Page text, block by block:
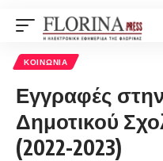
ΚΟΙΝΩΝΊΑ
Εγγραφές
Δημοτικού
(2022-2023)